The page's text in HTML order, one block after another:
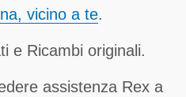
vicino a te.
e Ricambi originali.
assistenza Rex a